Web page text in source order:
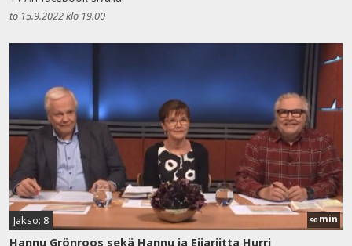
to 15.9.2022 klo 19.00
Jakso: 8 90 min
Hannu Grönroos sekä Hannu ja Eijariitta Hurri